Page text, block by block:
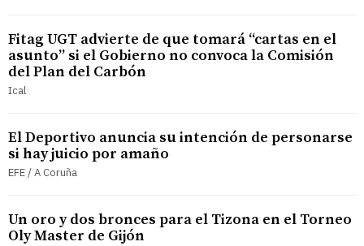
Fitag UGT advierte de que tomará “cartas en el
asunto” si el Gobierno no convoca la Comisión
del Plan del Carbón
Ical
El Deportivo anuncia su intención de personarse
si hay juicio por amaño
EFE / A Coruña
Un oro y dos bronces para el Tizona en el Torneo
Oly Master de Gijón